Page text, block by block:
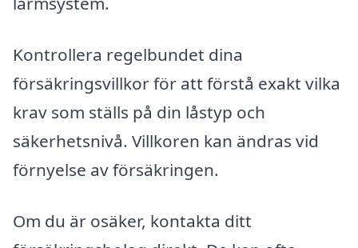
Kontrollera regelbundet dina
försäkringsvillkor för att förstå exakt vilka
krav som ställs på din låstyp och
säkerhetsnivå. Villkoren kan ändras vid
förnyelse av försäkringen.
Om du är osäker, kontakta ditt